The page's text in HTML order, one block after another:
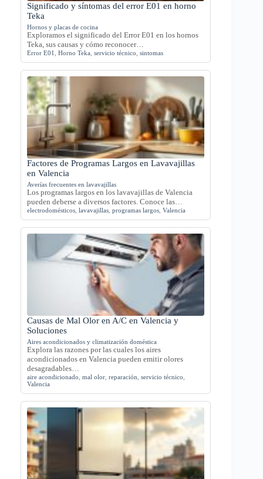
Significado y síntomas del error E01 en horno
Teka
Hornos y placas de cocina
Exploramos el significado del Error E01 en los hornos
Teka, sus causas y cómo reconocer…
Error E01 Horno Teka servicio técnico sintomas
Factores de Programas Largos en Lavavajillas
en Valencia
Averías frecuentes en lavavajillas
Los programas largos en los lavavajillas de Valencia
pueden deberse a diversos factores. Conoce las…
electrodomésticos lavavajillas programas largos Valencia
Causas de Mal Olor en A/C en Valencia y
Soluciones
Aires acondicionados y climatización doméstica
Explora las razones por las cuales los aires
acondicionados en Valencia pueden emitir olores
desagradables…
aire acondicionado mal olor reparación servicio técnico
Valencia